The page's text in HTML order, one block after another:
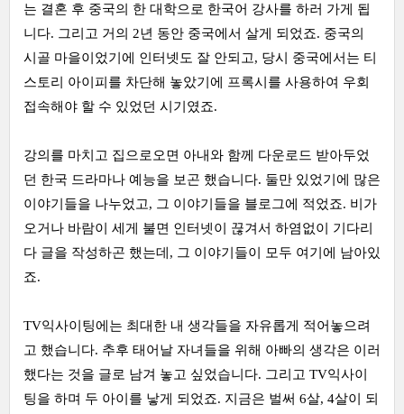
는 결혼 후 중국의 한 대학으로 한국어 강사를 하러 가게 됩
니다. 그리고 거의 2년 동안 중국에서 살게 되었죠. 중국의
시골 마을이었기에 인터넷도 잘 안되고, 당시 중국에서는 티
스토리 아이피를 차단해 놓았기에 프록시를 사용하여 우회
접속해야 할 수 있었던 시기였죠.
강의를 마치고 집으로오면 아내와 함께 다운로드 받아두었
던 한국 드라마나 예능을 보곤 했습니다. 둘만 있었기에 많은
이야기들을 나누었고, 그 이야기들을 블로그에 적었죠. 비가
오거나 바람이 세게 불면 인터넷이 끊겨서 하염없이 기다리
다 글을 작성하곤 했는데, 그 이야기들이 모두 여기에 남아있
죠.
TV익사이팅에는 최대한 내 생각들을 자유롭게 적어놓으려
고 했습니다. 추후 태어날 자녀들을 위해 아빠의 생각은 이러
했다는 것을 글로 남겨 놓고 싶었습니다. 그리고 TV익사이
팅을 하며 두 아이를 낳게 되었죠. 지금은 벌써 6살, 4살이 되